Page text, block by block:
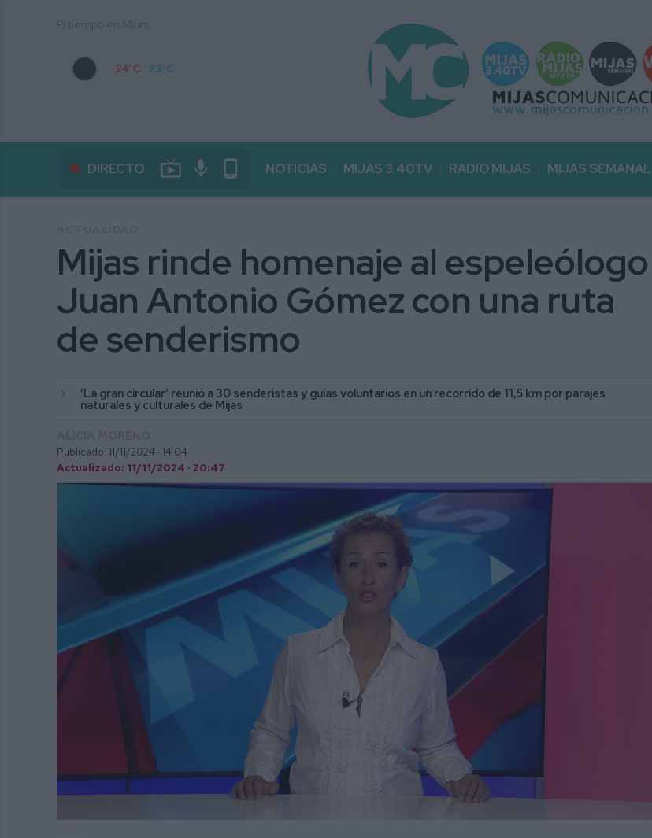
24°C 23°C
DIRECTO live_tv mic phone_android NOTICIAS MIJAS 3.40TV RADIO MIJAS MIJAS SEMANAL
Mijas rinde homenaje al espeleólogo
Juan Antonio Gómez con una ruta
de senderismo
‘La gran circular’ reunió a 30 senderistas y guías voluntarios en un recorrido de 11,5 km por parajes
naturales y culturales de Mijas
Publicado: 11/11/2024 · 14:04
Actualizado: 11/11/2024 · 20:47